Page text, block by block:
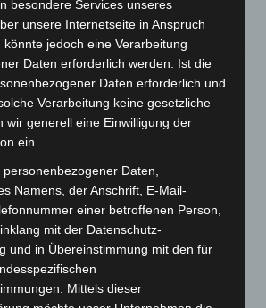
von Angesicht zu Angesicht zu
wenn es um wichtige
„Unsere Beraterinnen und Berater
und Kunden dabei auf
ihre Bedürfnisse, weil sie sich in
befinden. Mit dieser Form der
die Sparkasse Hannover für junge
kein anderes Finanzinstitut in der
aus.
Teams für junge Erwachsene steigt
Direkt der Sparkasse
auf neun, die Gesamtzahl der
besondere Services unseres
unsere Internetseite in Anspruch
jedoch eine Verarbeitung
Daten erforderlich werden. Ist die
Daten erforderlich und
Verarbeitung keine gesetzliche
wir generell eine Einwilligung der
ein.
Daten,
Namens, der Anschrift, E-Mail-
einer betroffenen Person,
mit der Datenschutz-
und in Übereinstimmung mit den für
Mittels dieser